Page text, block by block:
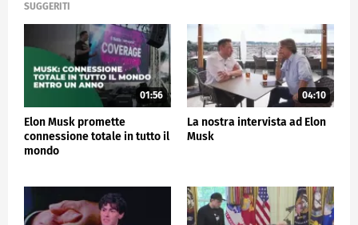
Elon Musk ha visitato la sede di Twitter di San
Francisco mercoledì e prevede di rivolgersi allo staff
venerdì poiché il suo accordo da 44 miliardi di
dollari per l'acquisto della piattaforma di social
media sembra destinato a raggiungere il traguardo
entro la fine della settimana.
Il post è il segnale più sicuro che Musk chiuderà
l'acquisizione della piattaforma entro la fine di
questa settimana, in linea con una scadenza imposta
l'imprenditore miliardario e Twitter sono stati
coinvolti in un amaro battaglia legale.
SUGGERITI
01:56
Elon Musk promette
connessione totale in tutto il
mondo
04:10
La nostra intervista ad Elon
Musk